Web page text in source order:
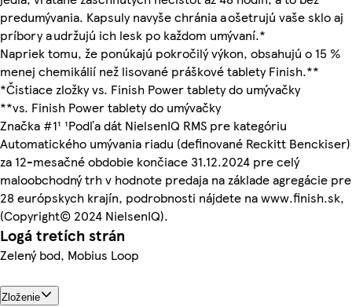
predumývania. Kapsuly navyše chránia a ošetrujú vaše sklo aj
príbory a udržujú ich lesk po každom umývaní.*
Napriek tomu, že ponúkajú pokročilý výkon, obsahujú o 15 %
menej chemikálií než lisované práškové tablety Finish.**
*Čistiace zložky vs. Finish Power tablety do umývačky
**vs. Finish Power tablety do umývačky
Značka #1¹ ¹Podľa dát NielsenIQ RMS pre kategóriu
Automatického umývania riadu (definované Reckitt Benckiser)
za 12-mesačné obdobie končiace 31.12.2024 pre celý
maloobchodný trh v hodnote predaja na základe agregácie pre
28 európskych krajín, podrobnosti nájdete na www.finish.sk,
(Copyright© 2024 NielsenIQ).
Logá tretích strán
Zelený bod, Mobius Loop
Zloženie